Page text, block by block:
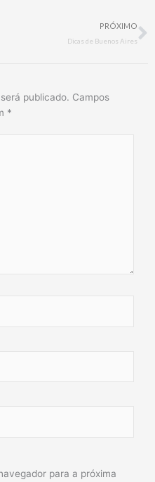
PRÓXIMO
Dicas de Buenos Aires
publicado. Campos
*
para a próxima